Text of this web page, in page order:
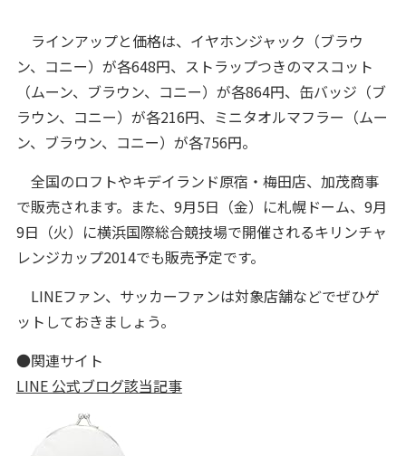
ラインアップと価格は、イヤホンジャック（ブラウ
ン、コニー）が各648円、ストラップつきのマスコット
（ムーン、ブラウン、コニー）が各864円、缶バッジ（ブ
ラウン、コニー）が各216円、ミニタオルマフラー（ムー
ン、ブラウン、コニー）が各756円。
全国のロフトやキデイランド原宿・梅田店、加茂商事
で販売されます。また、9月5日（金）に札幌ドーム、9月
9日（火）に横浜国際総合競技場で開催されるキリンチャ
レンジカップ2014でも販売予定です。
LINEファン、サッカーファンは対象店舗などでぜひゲ
ットしておきましょう。
●関連サイト
LINE 公式ブログ該当記事